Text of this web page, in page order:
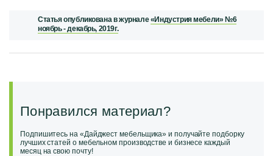
Статья опубликована в журнале«Индустрия мебели» №6
ноябрь - декабрь, 2019г.
Понравился материал?
Подпишитесь на «Дайджест мебельщика» и получайте подборку
лучших статей о мебельном производстве и бизнесе каждый
месяц на свою почту!